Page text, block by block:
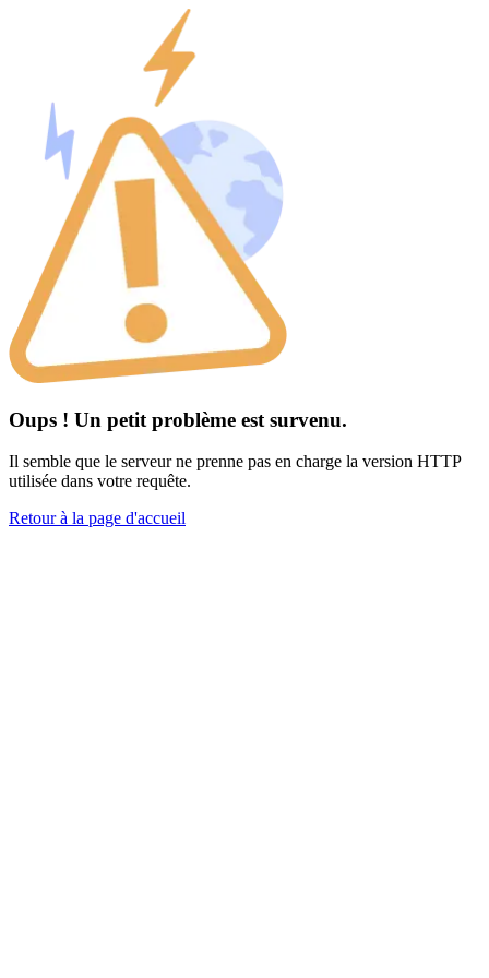
Oups ! Un petit problème est survenu.
Il semble que le serveur ne prenne pas en charge la version HTTP
utilisée dans votre requête.
Retour à la page d'accueil